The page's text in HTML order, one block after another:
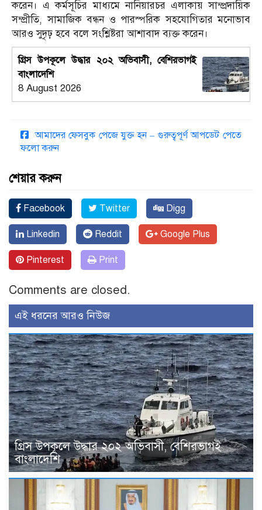
করেন। এ কর্মসূচির মাধ্যমে নানিয়ারচর এলাকায় সাম্প্রদায়িক
সম্প্রীতি, সামাজিক বন্ধন ও পারস্পরিক সহযোগিতার মনোভাব
আরও সুদৃঢ় হবে বলে সংশ্লিষ্টরা আশাবাদ ব্যক্ত করেন।
গ্রিস উপকূলে উদ্ধার ২০২ অভিবাসী, বেশিরভাগই
বাংলাদেশি
8 August 2026
আমাদের ফেসবুক পেজে যুক্ত হন – গুরুত্বপূর্ণ আপডেট পেতে
ফলো করুন
শেয়ার করুন
Facebook Twitter Digg
Linkedin Reddit Google Plus
Pinterest Print
Comments are closed.
এই ধরনের আরও নিউজ
গ্রিস উপকূলে উদ্ধার ২০২ অভিবাসী, বেশিরভাগই
বাংলাদেশি